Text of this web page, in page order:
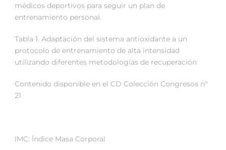
médicos deportivos para seguir un plan de
entrenamiento personal.
Tabla 1. Adaptación del sistema antioxidante a un
protocolo de entrenamiento de alta intensidad
utilizando diferentes metodologías de recuperación
Contenido disponible en el CD Colección Congresos nº
21
IMC: Índice Masa Corporal